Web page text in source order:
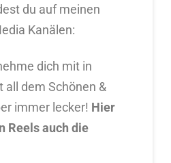
du auf meinen
Kanälen:
dich mit in
all dem Schönen &
immer lecker! Hier
Reels auch die